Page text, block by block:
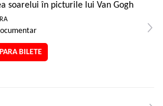
soarelui în picturile lui Van Gogh
BILETE